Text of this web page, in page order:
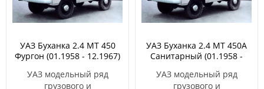
УАЗ Буханка 2.4 MT 450
Фургон (01.1958 - 12.1967)
УАЗ модельный ряд
грузового и
УАЗ Буханка 2.4 MT 450А
Санитарный (01.1958 -
УАЗ модельный ряд
грузового и